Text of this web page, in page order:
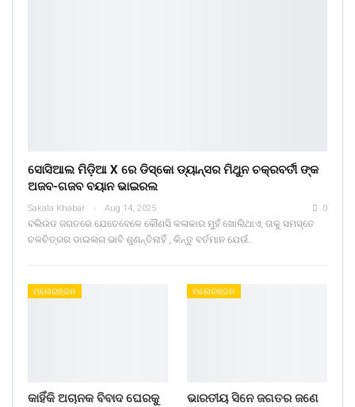
ସୋସିଆଲ ମିଡ଼ିଆ X ରେ ଡିସ୍କୋ ଡ୍ୟାନ୍ସର ମିଥୁନ ଚକ୍ରବର୍ତୀ ଙ୍କ
ଅଜବ-ଗଜବ ବୟାନ ଭାଇରଲ
Sakala Khabar Aug 14, 2025 0
ବଲିଉଡ ଜଗତରେ ଯେତେବେଳେ କୌଣସି କଳାକାର ମୁହଁ ଖୋଲିଥାଏ, ତାକୁ ସମସ୍ତେ
ଚଳଚିତ୍ରର ଡାଇଲଗ ଭାବି ଶୁଣନ୍ତିନାହିଁ , କିନ୍ତୁ ବର୍ତମାନ ଯେଉଁ…
ମନୋରଞ୍ଜନ
କାହିଁକି ଅଚାନକ ବିବାଦ ଘେରକୁ
ମନୋରଞ୍ଜନ
ଭାରତୀୟ ସିନେ ଜଗତର ଜଣେ